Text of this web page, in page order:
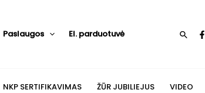
Paslaugos El. parduotuvė Paieška
NKP SERTIFIKAVIMAS ŽŪR JUBILIEJUS VIDEO